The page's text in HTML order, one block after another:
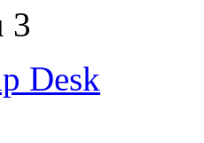
3
Desk